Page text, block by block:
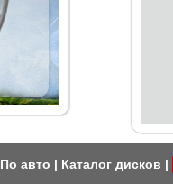
По авто | Каталог дисков |